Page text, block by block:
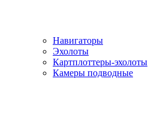
Навигаторы
Эхолоты
Картплоттеры-эхолоты
Камеры подводные